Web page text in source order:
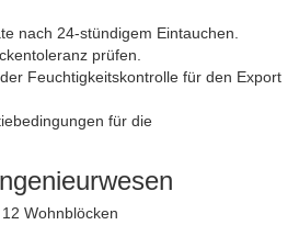
nach 24-stündigem Eintauchen.
prüfen.
Feuchtigkeitskontrolle für den Export
für die
Wohnblöcken